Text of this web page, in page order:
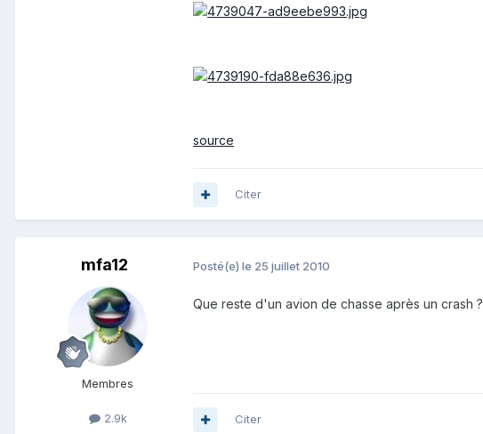
source
Citer
mfa12
Membres
2.9k
Posté(e) le 25 juillet 2010
Que reste d'un avion de chasse après un crash ?
Citer